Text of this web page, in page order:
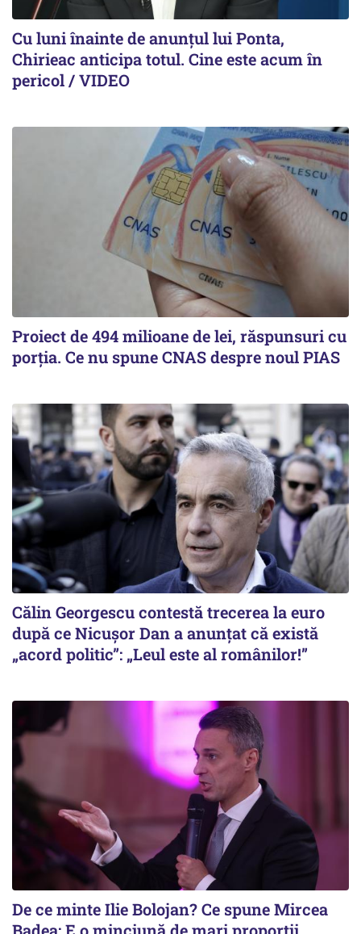
Cu luni înainte de anunțul lui Ponta,
Chirieac anticipa totul. Cine este acum în
pericol / VIDEO
Proiect de 494 milioane de lei, răspunsuri cu
porția. Ce nu spune CNAS despre noul PIAS
Călin Georgescu contestă trecerea la euro
după ce Nicușor Dan a anunțat că există
„acord politic”: „Leul este al românilor!”
De ce minte Ilie Bolojan? Ce spune Mircea
Badea: E o minciună de mari proporții